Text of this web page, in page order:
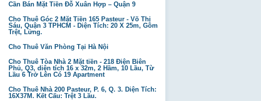
Cần Bán Mặt Tiền Đỗ Xuân Hợp – Quận 9
Cho Thuê Góc 2 Mặt Tiền 165 Pasteur - Võ Thị
Sáu, Quận 3 TPHCM - Diện Tích: 20 X 25m, Gồm
Trệt, Lửng.
Cho Thuê Văn Phòng Tại Hà Nội
Cho Thuê Tòa Nhà 2 Mặt tiền - 218 Điện Biên
Phủ, Q3, diện tích 16 x 32m, 2 Hầm, 10 Lầu, Từ
Lầu 6 Trở Lên Có 19 Apartment
Cho Thuê Nhà 200 Pasteur, P. 6, Q. 3. Diện Tích:
16X37M. Kết Cấu: Trệt 3 Lầu.